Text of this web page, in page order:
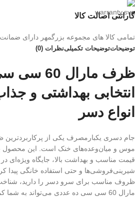
گارانتی اصالت کالا
تمامی کالا های مجموعه بزرگمهر دارای
توضیحاتتوضیحات تکمیلینظرات (0)
ظرف
انتخابی بهداشتی و
انواع دسر
جام دسری یکبارمصرف یکی از پرکاربردترین
موس و میان‌وعده‌های خنک است. این محصول
قیمت مناسب و بهداشت بالا، جایگاه ویژه‌ای
شیرینی‌فروشی‌ها و حتی استفاده خانگی پیدا
ظروف مناسب برای سرو دسر را دارید،
مارال 60 سی سی ده عددی می‌تواند به شما